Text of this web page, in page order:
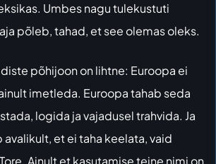
Umbes nagu tulekustuti
põleb, tahad, et see olemas oleks.
põhijoon on lihtne: Euroopa ei
imetleda. Euroopa tahab seda
logida ja vajadusel trahvida. Ja
avalikult, et ei taha keelata, vaid